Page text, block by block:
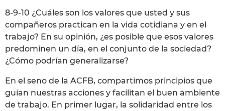
8-9-10 ¿Cuáles son los valores que usted y sus
compañeros practican en la vida cotidiana y en el
trabajo? En su opinión, ¿es posible que esos valores
predominen un día, en el conjunto de la sociedad?
¿Cómo podrían generalizarse?
En el seno de la ACFB, compartimos principios que
guían nuestras acciones y facilitan el buen ambiente
de trabajo. En primer lugar, la solidaridad entre los